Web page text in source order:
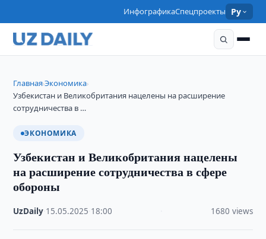
ИнфографикаСпецпроекты Ру
Главная›Экономика›
Узбекистан и Великобритания нацелены на расширение
сотрудничества в …
ЭКОНОМИКА
Узбекистан и Великобритания нацелены
на расширение сотрудничества в сфере
обороны
UzDaily 15.05.2025 18:00 1680 views